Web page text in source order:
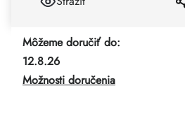
Môžeme doručiť do:
12.8.26
Možnosti doručenia